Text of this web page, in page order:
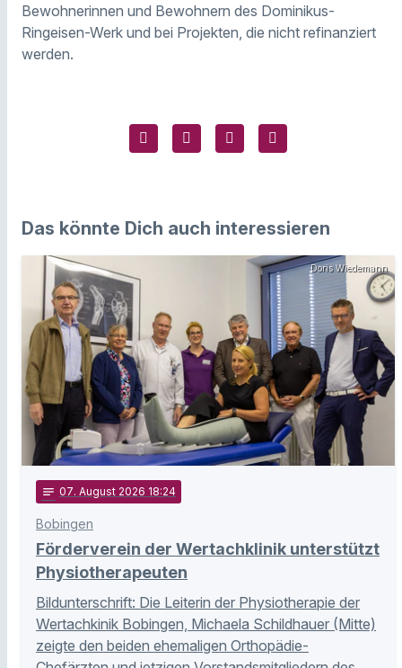
Bewohnerinnen und Bewohnern des Dominikus-
Ringeisen-Werk und bei Projekten, die nicht refinanziert
werden.
Das könnte Dich auch interessieren
Doris Wiedemann
notes 07. August 2026 18:24
Bobingen
Förderverein der Wertachklinik unterstützt
Physiotherapeuten
Bildunterschrift: Die Leiterin der Physiotherapie der
Wertachkinik Bobingen, Michaela Schildhauer (Mitte)
zeigte den beiden ehemaligen Orthopädie-